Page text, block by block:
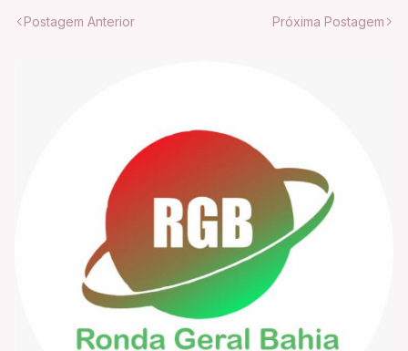
Postagem Anterior Próxima Postagem